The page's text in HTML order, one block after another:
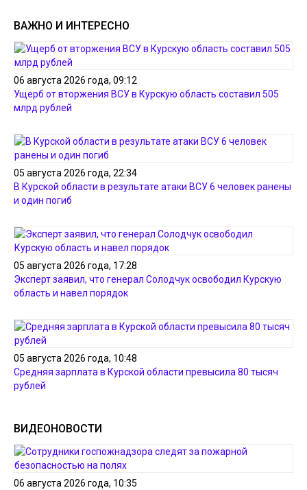
ВАЖНО И ИНТЕРЕСНО
06 августа 2026 года, 09:12
Ущерб от вторжения ВСУ в Курскую область составил 505
млрд рублей
05 августа 2026 года, 22:34
В Курской области в результате атаки ВСУ 6 человек ранены
и один погиб
05 августа 2026 года, 17:28
Эксперт заявил, что генерал Солодчук освободил Курскую
область и навел порядок
05 августа 2026 года, 10:48
Средняя зарплата в Курской области превысила 80 тысяч
рублей
ВИДЕОНОВОСТИ
06 августа 2026 года, 10:35